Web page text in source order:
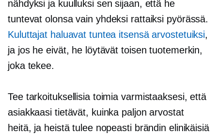
nähdyksi ja kuulluksi sen sijaan, että he
tuntevat olonsa vain yhdeksi rattaiksi pyörässä.
Kuluttajat haluavat tuntea itsensä arvostetuiksi,
ja jos he eivät, he löytävät toisen tuotemerkin,
joka tekee.
Tee tarkoituksellisia toimia varmistaaksesi, että
asiakkaasi tietävät, kuinka paljon arvostat
heitä, ja heistä tulee nopeasti brändin elinikäisiä